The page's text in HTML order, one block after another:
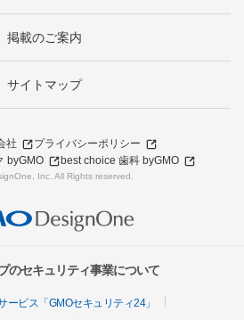
掲載のご案内
サイトマップ
社
プライバシーポリシー
byGMO
best choice 歯科 byGMO
Inc. All Rights reserved.
のセキュリティ事業について
ビス「GMOセキュリティ24」